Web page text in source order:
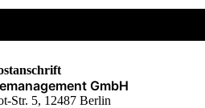
GmbH
Str. 5, 12487 Berlin